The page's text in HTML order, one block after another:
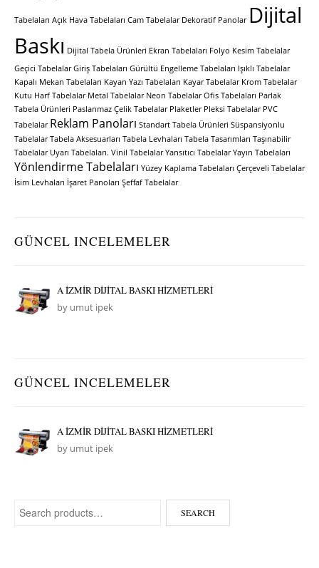
Tabelaları Açık Hava Tabelaları Cam Tabelalar Dekoratif Panolar Dijital
Baskı Dijital Tabela Ürünleri Ekran Tabelaları Folyo Kesim Tabelalar
Geçici Tabelalar Giriş Tabelaları Gürültü Engelleme Tabelaları Işıklı Tabelalar
Kapalı Mekan Tabelaları Kayan Yazı Tabelaları Kayar Tabelalar Krom Tabelalar
Kutu Harf Tabelalar Metal Tabelalar Neon Tabelalar Ofis Tabelaları Parlak
Tabela Ürünleri Paslanmaz Çelik Tabelalar Plaketler Pleksi Tabelalar PVC
Tabelalar Reklam Panoları Standart Tabela Ürünleri Süspansiyonlu
Tabelalar Tabela Aksesuarları Tabela Levhaları Tabela Tasarımları Taşınabilir
Tabelalar Uyarı Tabelaları. Vinil Tabelalar Yansıtıcı Tabelalar Yayın Tabelaları
Yönlendirme Tabelaları Yüzey Kaplama Tabelaları Çerçeveli Tabelalar
İsim Levhaları İşaret Panoları Şeffaf Tabelalar
GÜNCEL INCELEMELER
A İZMİR DİJİTAL BASKI HİZMETLERİ
by umut ipek
GÜNCEL INCELEMELER
A İZMİR DİJİTAL BASKI HİZMETLERİ
by umut ipek
Search for: SEARCH